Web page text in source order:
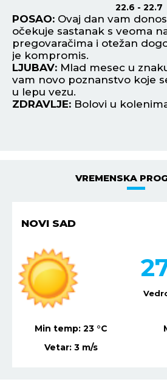
22.6 - 22.7
POSAO: Ovaj dan vam
očekuje sastanak s veoma
pregovaračima i otežan
je kompromis.
LJUBAV: Mlad mesec u
vam novo poznanstvo koje
u lepu vezu.
ZDRAVLJE: Bolovi u
VREMENSKA
NOVI SAD
Min temp:23 °C
Vetar:3 m/s